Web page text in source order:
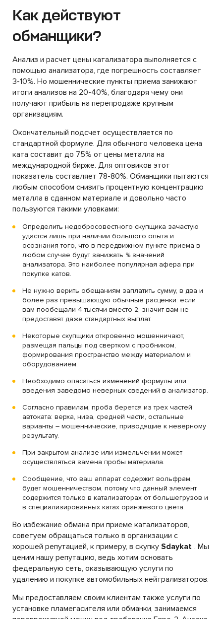
Как действуют
обманщики?
Анализ и расчет цены катализатора выполняется с
помощью анализатора, где погрешность составляет
3-10%. Но мошеннические пункты приема занижают
итоги анализов на 20-40%, благодаря чему они
получают прибыль на перепродаже крупным
организациям.
Окончательный подсчет осуществляется по
стандартной формуле. Для обычного человека цена
ката составит до 75% от цены металла на
международной бирже. Для оптовиков этот
показатель составляет 78-80%. Обманщики пытаются
любым способом снизить процентную концентрацию
металла в сданном материале и довольно часто
пользуются такими уловками:
Определить недобросовестного скупщика зачастую
удастся лишь при наличии большого опыта и
осознания того, что в передвижном пункте приема в
любом случае будут занижать % значений
анализатора. Это наиболее популярная афера при
покупке катов.
Не нужно верить обещаниям заплатить сумму, в два и
более раз превышающую обычные расценки: если
вам пообещали 4 тысячи вместо 2, значит вам не
предоставят даже стандартных выплат.
Некоторые скупщики откровенно мошенничают,
размещая пальцы под свертком с пробником,
формирования пространство между материалом и
оборудованием.
Необходимо опасаться изменений формулы или
введения заведомо неверных сведений в анализатор.
Согласно правилам, проба берется из трех частей
автоката: верха, низа, средней части, остальные
варианты – мошеннические, приводящие к неверному
результату.
При закрытом анализе или измельчении может
осуществляться замена пробы материала.
Сообщение, что ваш аппарат содержит вольфрам,
будет мошенничеством, потому что данный элемент
содержится только в катализаторах от большегрузов и
в специализированных катах оранжевого цвета.
Во избежание обмана при приеме катализаторов,
советуем обращаться только в организации с
хорошей репутацией, к примеру, в скупку Sdaykat . Мы
ценим нашу репутацию, ведь хотим основать
федеральную сеть, оказывающую услуги по
удалению и покупке автомобильных нейтрализаторов.
Мы предоставляем своим клиентам также услуги по
установке пламегасителя или обманки, занимаемся